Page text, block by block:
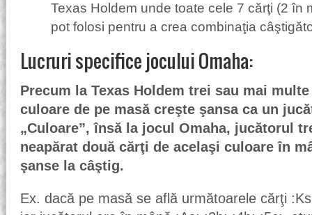
Texas Holdem unde toate cele 7 cărţi (2 în
pot folosi pentru a crea combinaţia
Lucruri specifice jocului Omaha:
Precum la Texas Holdem trei sau mai
culoare de pe masă creşte şansa ca un
„Culoare”, însă la jocul Omaha, jucătorul
neapărat două cărţi de acelaşi culoare în
şanse la câştig.
Ex. dacă pe masă se află următoarele cărţi